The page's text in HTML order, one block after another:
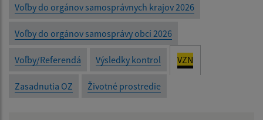
Voľby do orgánov samosprávnych krajov 2026
Voľby do orgánov samosprávy obcí 2026
Voľby/Referendá Výsledky kontrol VZN
Zasadnutia OZ Životné prostredie